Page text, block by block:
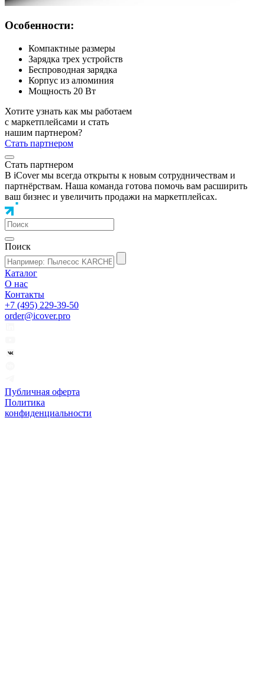
Особенности:
Компактные размеры
Зарядка трех устройств
Беспроводная зарядка
Корпус из алюминия
Мощность 20 Вт
Хотите узнать как мы работаем
с маркетплейсами и стать
нашим партнером?
Стать партнером
Стать партнером
В iCover мы всегда открыты к новым сотрудничествам и
партнёрствам. Наша команда готова помочь вам расширить
ваш бизнес и увеличить продажи на маркетплейсах.
Поиск
Каталог
О нас
Контакты
+7 (495) 229-39-50
order@icover.pro
Публичная оферта
Политика
конфиденциальности